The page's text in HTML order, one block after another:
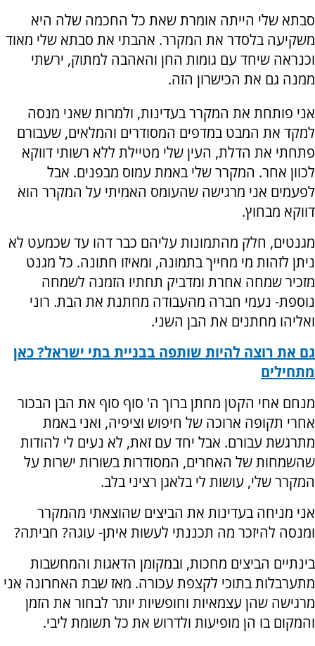
סבתא שלי הייתה אומרת שאת כל החכמה שלה היא
משקיעה בלסדר את המקרר. אהבתי את סבתא שלי מאוד
וכנראה שיחד עם גומות החן והאהבה למתוק, ירשתי
ממנה גם את הכישרון הזה.
אני פותחת את המקרר בעדינות, ולמרות שאני מנסה
למקד את המבט במדפים המסודרים והמלאים, שעבורם
פתחתי את הדלת, העין שלי מטיילת ללא רשותי דווקא
לכוון אחר. המקרר שלי באמת עמוס מבפנים. אבל
לפעמים אני מרגישה שהעומס האמיתי על המקרר הוא
דווקא מבחוץ.
מגנטים, חלק מהתמונות עליהם כבר דהו עד שכמעט לא
ניתן לזהות מי מחייך בתמונה, ומאיזו חתונה. כל מגנט
מזכיר שמחה אחרת ומדביק תחתיו הזמנה לשמחה
נוספת- נעמי חברה מהעבודה מחתנת את הבת. רוני
ואליהו מחתנים את הבן השני.
גם את רוצה להיות שותפה בבניית בתי ישראל? כאן
מתחילים
מנחם אחי הקטן מחתן ברוך ה' סוף סוף את הבן הבכור
אחרי תקופה ארוכה של חיפוש וציפיה, ואני באמת
מתרגשת עבורם. אבל יחד עם זאת, לא נעים לי להודות
שהשמחות של האחרים, המסודרות בשורות ישרות על
המקרר שלי, עושות לי בלאגן רציני בלב.
אני מניחה בעדינות את הביצים שהוצאתי מהמקרר
ומנסה להיזכר מה תכננתי לעשות איתן- עוגה? חביתה?
בינתיים הביצים מחכות, ובמקומן הדאגות והמחשבות
מתערבלות בתוכי לקצפת עכורה. מאז שבת האחרונה אני
מרגישה שהן עצמאיות וחופשיות יותר לבחור את הזמן
והמקום בו הן מופיעות ולדרוש את כל תשומת ליבי.